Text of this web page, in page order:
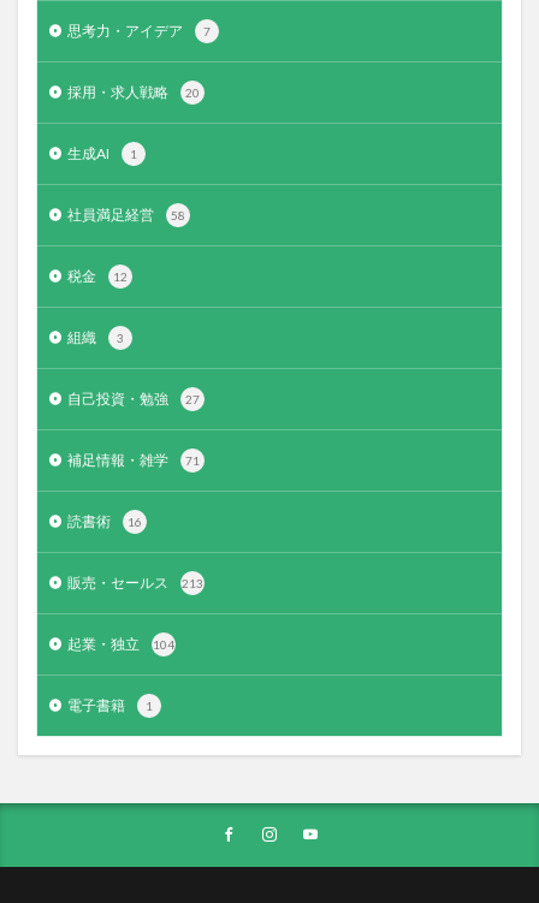
思考力・アイデア 7
採用・求人戦略 20
生成AI 1
社員満足経営 58
税金 12
組織 3
自己投資・勉強 27
補足情報・雑学 71
読書術 16
販売・セールス 213
起業・独立 104
電子書籍 1